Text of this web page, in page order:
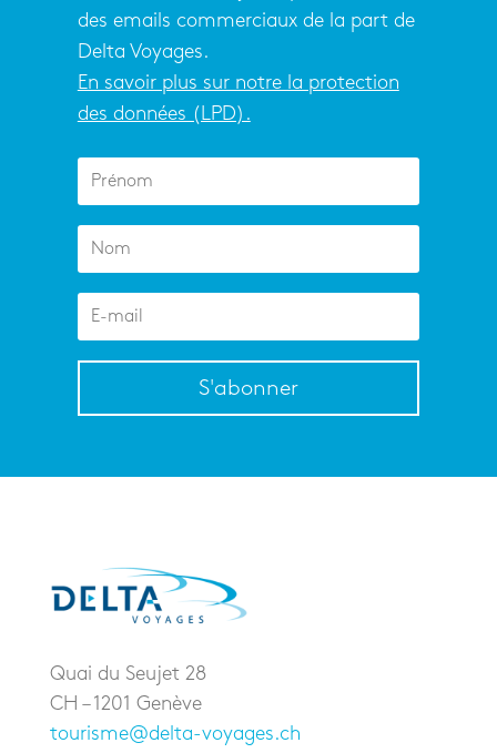
des emails commerciaux de la part de
Delta Voyages.
En savoir plus sur notre la protection
des données (LPD).
S'abonner
Quai du Seujet 28
CH – 1201 Genève
tourisme@delta-voyages.ch